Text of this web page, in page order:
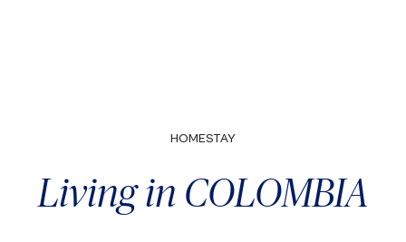
HOMESTAY
Living in COLOMBIA